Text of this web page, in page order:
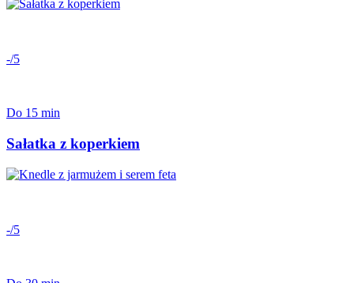
-/5
Do 15 min
Sałatka z koperkiem
-/5